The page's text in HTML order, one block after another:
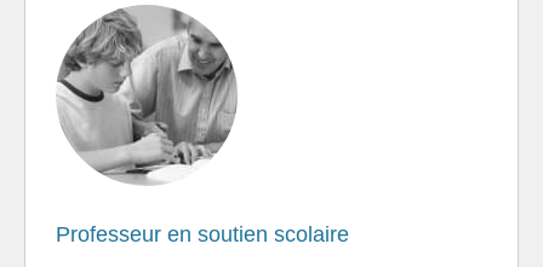
Professeur en soutien scolaire